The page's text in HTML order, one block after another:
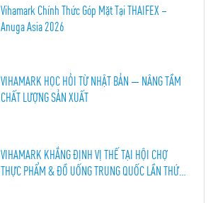
Vihamark Chính Thức Góp Mặt Tại THAIFEX –
Anuga Asia 2026
VIHAMARK HỌC HỎI TỪ NHẬT BẢN — NÂNG TẦM
CHẤT LƯỢNG SẢN XUẤT
VIHAMARK KHẲNG ĐỊNH VỊ THẾ TẠI HỘI CHỢ
THỰC PHẨM & ĐỒ UỐNG TRUNG QUỐC LẦN THỨ